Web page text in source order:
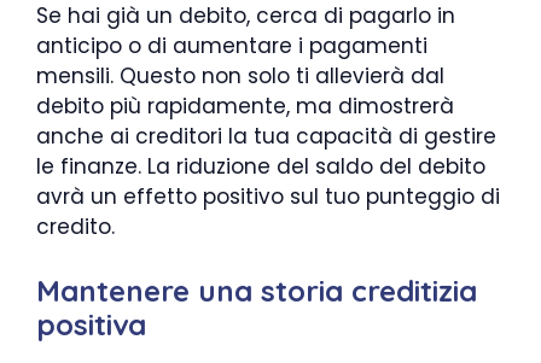
Se hai già un debito, cerca di pagarlo in
anticipo o di aumentare i pagamenti
mensili. Questo non solo ti allevierà dal
debito più rapidamente, ma dimostrerà
anche ai creditori la tua capacità di gestire
le finanze. La riduzione del saldo del debito
avrà un effetto positivo sul tuo punteggio di
credito.
Mantenere una storia creditizia
positiva